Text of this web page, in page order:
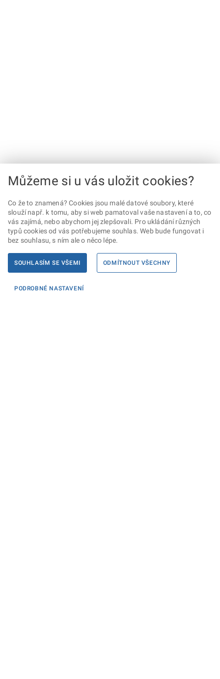
Můžeme si u vás uložit cookies?
Co že to znamená? Cookies jsou malé datové soubory, které
slouží např. k tomu, aby si web pamatoval vaše nastavení a to, co
vás zajímá, nebo abychom jej zlepšovali. Pro ukládání různých
typů cookies od vás potřebujeme souhlas. Web bude fungovat i
bez souhlasu, s ním ale o něco lépe.
SOUHLASÍM SE VŠEMI ODMÍTNOUT VŠECHNY
PODROBNÉ NASTAVENÍ